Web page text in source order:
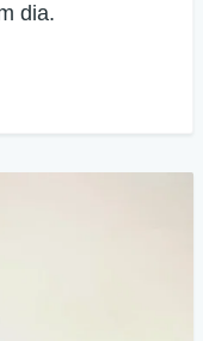
dia.